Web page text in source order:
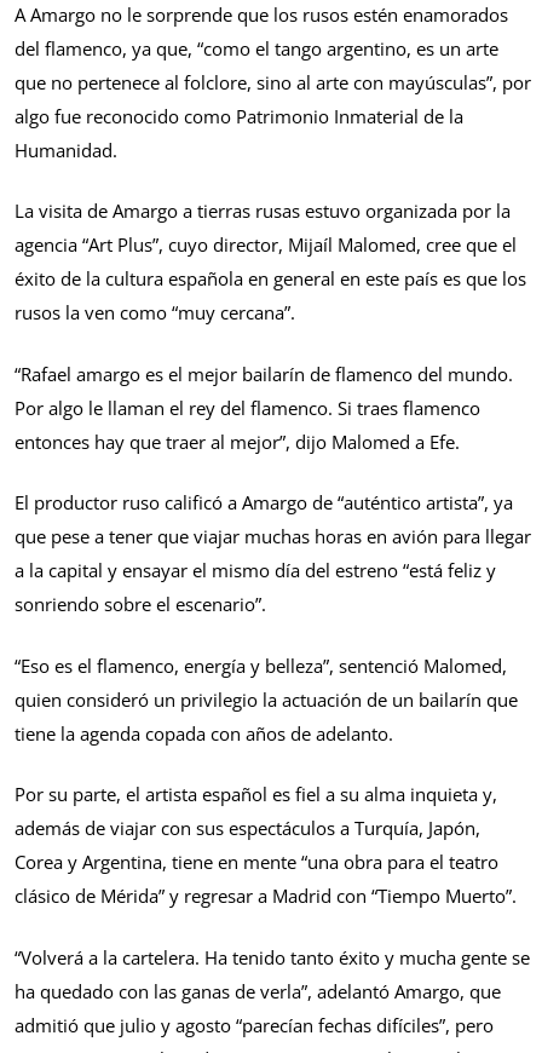
A Amargo no le sorprende que los rusos estén enamorados
del flamenco, ya que, “como el tango argentino, es un arte
que no pertenece al folclore, sino al arte con mayúsculas”, por
algo fue reconocido como Patrimonio Inmaterial de la
Humanidad.
La visita de Amargo a tierras rusas estuvo organizada por la
agencia “Art Plus”, cuyo director, Mijaíl Malomed, cree que el
éxito de la cultura española en general en este país es que los
rusos la ven como “muy cercana”.
“Rafael amargo es el mejor bailarín de flamenco del mundo.
Por algo le llaman el rey del flamenco. Si traes flamenco
entonces hay que traer al mejor”, dijo Malomed a Efe.
El productor ruso calificó a Amargo de “auténtico artista”, ya
que pese a tener que viajar muchas horas en avión para llegar
a la capital y ensayar el mismo día del estreno “está feliz y
sonriendo sobre el escenario”.
“Eso es el flamenco, energía y belleza”, sentenció Malomed,
quien consideró un privilegio la actuación de un bailarín que
tiene la agenda copada con años de adelanto.
Por su parte, el artista español es fiel a su alma inquieta y,
además de viajar con sus espectáculos a Turquía, Japón,
Corea y Argentina, tiene en mente “una obra para el teatro
clásico de Mérida” y regresar a Madrid con “Tiempo Muerto”.
“Volverá a la cartelera. Ha tenido tanto éxito y mucha gente se
ha quedado con las ganas de verla”, adelantó Amargo, que
admitió que julio y agosto “parecían fechas difíciles”, pero